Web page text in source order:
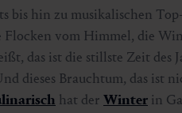
bis hin zu musikalischen
Flocken vom Himmel, die
das ist die stillste Zeit
dieses Brauchtum, das ist
hat der Winter in